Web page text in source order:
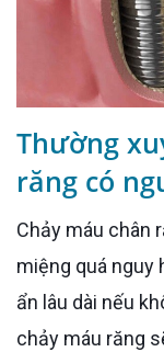
Thường
răng có
Chảy máu chân răng không phải là bệnh lý răng
miệng quá nguy
ẩn lâu dài nếu
chảy máu răng